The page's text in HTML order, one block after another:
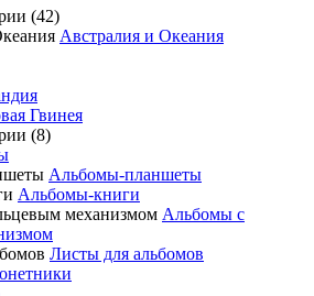
(42)
Австралия и Океания
Гвинея
(8)
Альбомы-планшеты
Альбомы-книги
Альбомы с
Листы для альбомов